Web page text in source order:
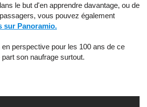
le but d'en apprendre davantage, ou de
vous pouvez également
sur Panoramio.
perspective pour les 100 ans de ce
son naufrage surtout.